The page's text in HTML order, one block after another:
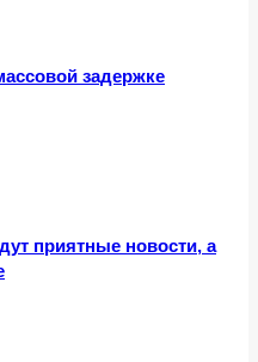
задержке
приятные новости, а